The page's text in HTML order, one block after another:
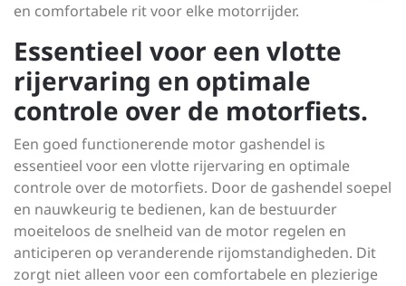
en comfortabele rit voor elke motorrijder.
Essentieel voor een vlotte
rijervaring en optimale
controle over de motorfiets.
Een goed functionerende motor gashendel is
essentieel voor een vlotte rijervaring en optimale
controle over de motorfiets. Door de gashendel soepel
en nauwkeurig te bedienen, kan de bestuurder
moeiteloos de snelheid van de motor regelen en
anticiperen op veranderende rijomstandigheden. Dit
zorgt niet alleen voor een comfortabele en plezierige